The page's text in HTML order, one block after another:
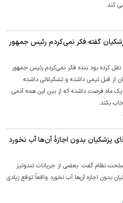
کند.
گفته فکر نمی‌کردم رئیس جمهور
کرده بود بنده فکر نمی‌کردم رئیس جمهور
از قبل تیمی داشته و تشکیلاتی داشته
یک ماه فرصت داشته که از بین این همه آدمی
بکند.
پزشکیان بدون اجازۀ آن‌ها آب نخورد
نظام گفت: بعضی از جریانات تندوتیز
بدون اجازه آن‌ها آب نخورد واقعاً توقع زیادی